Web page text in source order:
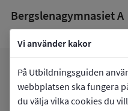
Vi använder kakor
På Utbildningsguiden
webbplatsen ska fungera
du välja vilka cookies du
Bergslenagymnasiet A
Gå till
Mina favoriterfavorite